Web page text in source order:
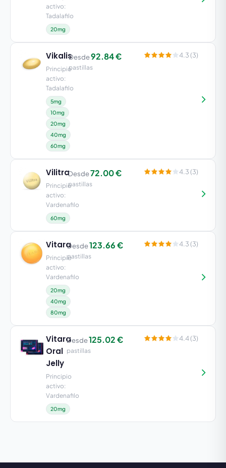
Vilitra
Principio
activo:
Vardenafilo
60mg
Desde72.00 €
pastillas
4.3 (3)
Vitara
Principio
activo:
Vardenafilo
20mg
40mg
80mg
Desde123.66 €
pastillas
4.3 (3)
Vitara
Oral
Jelly
Principio
activo:
Vardenafilo
20mg
Desde125.02 €
pastillas
4.4 (3)
activo:
Tadalafilo
20mg
Vikalis
Principio
activo:
Tadalafilo
5mg
10mg
20mg
40mg
60mg
Desde92.84 €
pastillas
4.3 (3)